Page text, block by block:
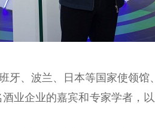
、波兰、日本等国家使领馆
业企业的嘉宾和专家学者，